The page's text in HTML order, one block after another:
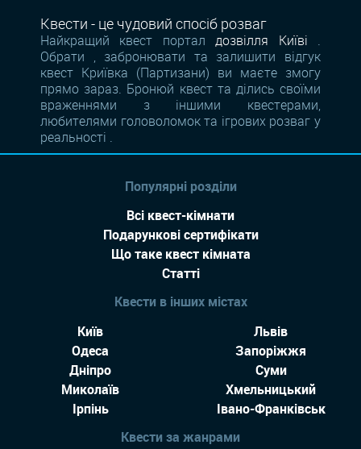
Квести - це чудовий спосіб розваг
Найкращий квест порталдозвілля Київі .
Обрати , забронювати та залишити відгук
квест Криївка (Партизани) ви маєте змогу
прямо зараз. Бронюй квест та ділись своїми
враженнями з іншими квестерами,
любителями головоломок та ігрових розваг у
реальності .
Популярні розділи
Всі квест-кімнати
Подарункові сертифікати
Що таке квест кімната
Статті
Квести в інших містах
Київ
Львів
Одеса
Запоріжжя
Дніпро
Суми
Миколаїв
Хмельницький
Ірпінь
Івано-Франківськ
Квести за жанрами